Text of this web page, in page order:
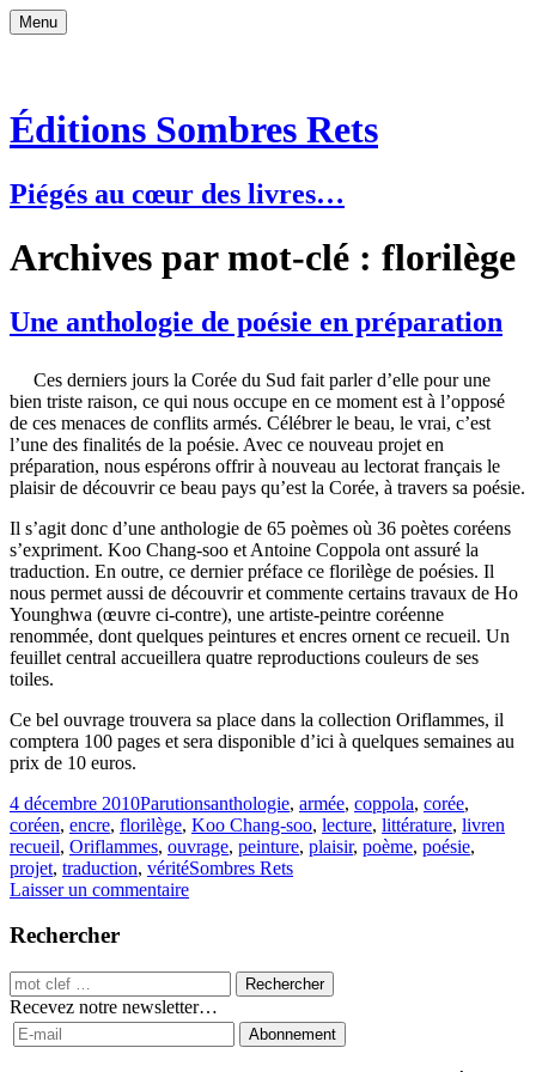
Menu Aller
au
Éditions Sombres Rets
Piégés au cœur des livres…
Archives par mot-clé : florilège
Une anthologie de poésie en préparation
Ces derniers jours la Corée du Sud fait parler d’elle pour une
bien triste raison, ce qui nous occupe en ce moment est à l’opposé
de ces menaces de conflits armés. Célébrer le beau, le vrai, c’est
l’une des finalités de la poésie. Avec ce nouveau projet en
préparation, nous espérons offrir à nouveau au lectorat français le
plaisir de découvrir ce beau pays qu’est la Corée, à travers sa poésie.
Il s’agit donc d’une anthologie de 65 poèmes où 36 poètes coréens
s’expriment. Koo Chang-soo et Antoine Coppola ont assuré la
traduction. En outre, ce dernier préface ce florilège de poésies. Il
nous permet aussi de découvrir et commente certains travaux de Ho
Younghwa (œuvre ci-contre), une artiste-peintre coréenne
renommée, dont quelques peintures et encres ornent ce recueil. Un
feuillet central accueillera quatre reproductions couleurs de ses
toiles.
Ce bel ouvrage trouvera sa place dans la collection Oriflammes, il
comptera 100 pages et sera disponible d’ici à quelques semaines au
prix de 10 euros.
4 décembre 2010Parutionsanthologie, armée, coppola, corée,
coréen, encre, florilège, Koo Chang-soo, lecture, littérature, livren
recueil, Oriflammes, ouvrage, peinture, plaisir, poème, poésie,
projet, traduction, véritéSombres Rets
Laisser un commentaire
Rechercher
Recevez notre newsletter…
Abonnement